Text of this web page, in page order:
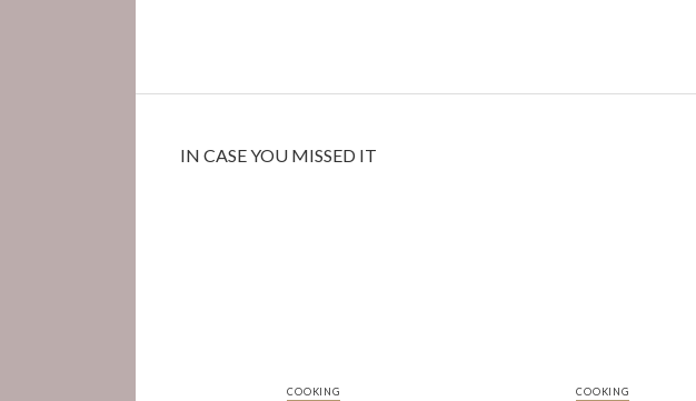
IN CASE YOU MISSED IT
COOKING COOKING